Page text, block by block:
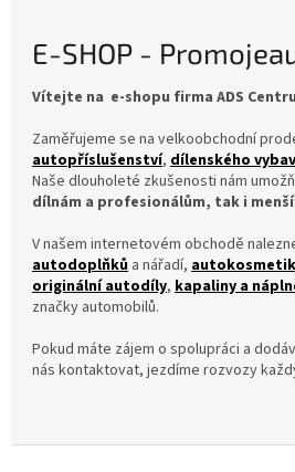
E-SHOP -
Vítejte na e-shopu firma ADS
Zaměřujeme se na velkoobchodní
autopříslušenství, dílenského
Naše dlouholeté zkušenosti nám
dílnám a profesionálům, tak i
V našem internetovém obchodě
autodoplňků a nářadí,
originální autodíly, kapaliny a
značky automobilů.
Pokud máte zájem o spolupráci a
nás kontaktovat, jezdíme rozvozy